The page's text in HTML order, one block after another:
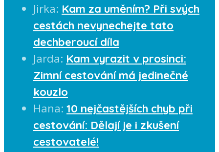
Jirka: Kam za uměním? Při svých
cestách nevynechejte tato
dechberoucí díla
Jarda: Kam vyrazit v prosinci:
Zimní cestování má jedinečné
kouzlo
Hana: 10 nejčastějších chyb při
cestování: Dělají je i zkušení
cestovatelé!